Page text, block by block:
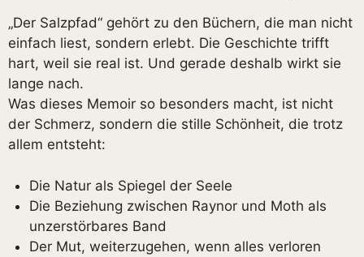
„Der Salzpfad“ gehört zu den Büchern, die man nicht
einfach liest, sondern erlebt. Die Geschichte trifft
hart, weil sie real ist. Und gerade deshalb wirkt sie
lange nach.
Was dieses Memoir so besonders macht, ist nicht
der Schmerz, sondern die stille Schönheit, die trotz
allem entsteht:
Die Natur als Spiegel der Seele
Die Beziehung zwischen Raynor und Moth als
unzerstörbares Band
Der Mut, weiterzugehen, wenn alles verloren